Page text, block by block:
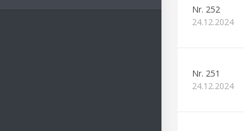
Nr. 252
24.12.2024
Nr. 251
24.12.2024